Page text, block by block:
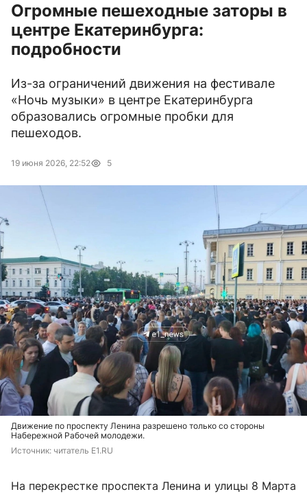
Огромные пешеходные заторы в
центре Екатеринбурга:
подробности
Из-за ограничений движения на фестивале
«Ночь музыки» в центре Екатеринбурга
образовались огромные пробки для
пешеходов.
19 июня 2026, 22:52 5
Движение по проспекту Ленина разрешено только со стороны
Набережной Рабочей молодежи.
Источник: читатель E1.RU
На перекрестке проспекта Ленина и улицы 8 Марта